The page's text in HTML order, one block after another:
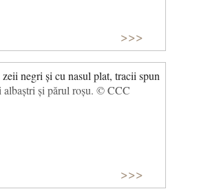
>>>
negri și cu nasul plat, tracii spun
albaștri și părul roșu. © CCC
>>>